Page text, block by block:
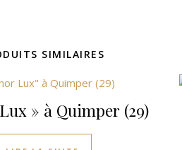
SIMILAIRES
» à Quimper (29)